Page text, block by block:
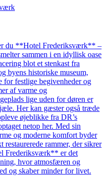
du **Hotel Frederiksværk** –
sammen i en idyllisk oase
blot et stenkast fra
byens historiske museum,
for festlige begivenheder og
af varme og
lige uden for døren er
Her kan gæster også træde
øjeblikke fra DR’s
netop her. Med sin
og moderne komfort byder
restaurerede rammer, der sikrer
Frederiksværk** er det
hvor atmosfæren og
og skaber minder for livet.